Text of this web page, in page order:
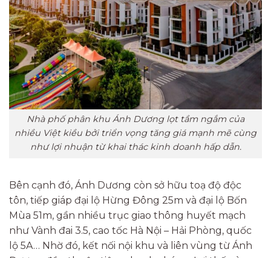
Nhà phố phân khu Ánh Dương lọt tầm ngắm của
nhiều Việt kiều bởi triển vọng tăng giá mạnh mẽ cùng
như lợi nhuận từ khai thác kinh doanh hấp dẫn.
Bên cạnh đó, Ánh Dương còn sở hữu toạ độ độc
tôn, tiếp giáp đại lộ Hừng Đông 25m và đại lộ Bốn
Mùa 51m, gần nhiều trục giao thông huyết mạch
như Vành đai 3.5, cao tốc Hà Nội – Hải Phòng, quốc
lộ 5A… Nhờ đó, kết nối nội khu và liên vùng từ Ánh